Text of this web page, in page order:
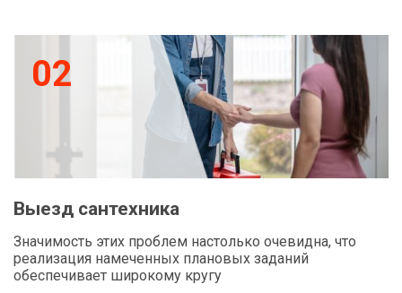
02
Выезд сантехника
Значимость этих проблем настолько очевидна, что
реализация намеченных плановых заданий
обеспечивает широкому кругу